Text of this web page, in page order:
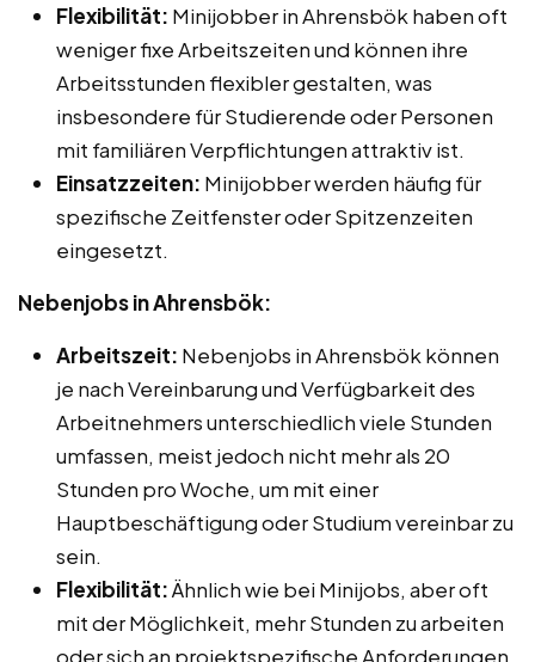
Flexibilität: Minijobber in Ahrensbök haben oft
weniger fixe Arbeitszeiten und können ihre
Arbeitsstunden flexibler gestalten, was
insbesondere für Studierende oder Personen
mit familiären Verpflichtungen attraktiv ist.
Einsatzzeiten: Minijobber werden häufig für
spezifische Zeitfenster oder Spitzenzeiten
eingesetzt.
Nebenjobs in Ahrensbök:
Arbeitszeit: Nebenjobs in Ahrensbök können
je nach Vereinbarung und Verfügbarkeit des
Arbeitnehmers unterschiedlich viele Stunden
umfassen, meist jedoch nicht mehr als 20
Stunden pro Woche, um mit einer
Hauptbeschäftigung oder Studium vereinbar zu
sein.
Flexibilität:Ähnlich wie bei Minijobs, aber oft
mit der Möglichkeit, mehr Stunden zu arbeiten
oder sich an projektspezifische Anforderungen